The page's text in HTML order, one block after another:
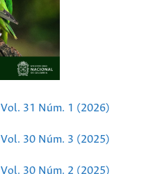
Vol. 31 Núm. 1 (2026)
Vol. 30 Núm. 3 (2025)
Vol. 30 Núm. 2 (2025)